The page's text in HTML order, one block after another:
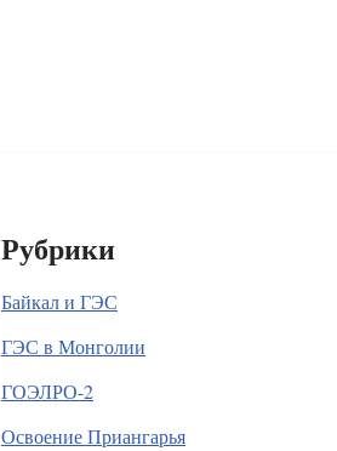
Рубрики
Байкал и ГЭС
ГЭС в Монголии
ГОЭЛРО-2
Освоение Приангарья